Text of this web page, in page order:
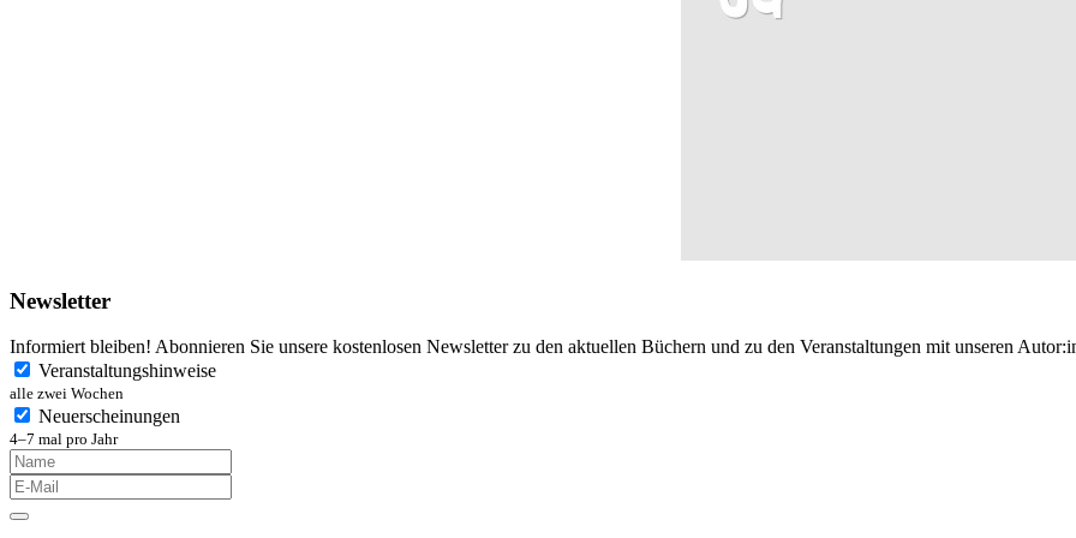
Newsletter
Informiert bleiben! Abonnieren Sie unsere kostenlosen Newsletter zu den aktuellen Büchern und zu den Veranstaltungen mit unseren
Veranstaltungshinweise
alle zwei Wochen
Neuerscheinungen
4–7 mal pro Jahr